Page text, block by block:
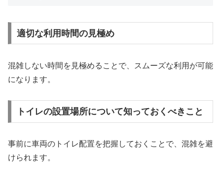
適切な利用時間の見極め
混雑しない時間を見極めることで、スムーズな利用が可能
になります。
トイレの設置場所について知っておくべきこと
事前に車両のトイレ配置を把握しておくことで、混雑を避
けられます。